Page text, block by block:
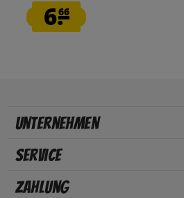
6.66
Unternehmen
Service
Zahlung